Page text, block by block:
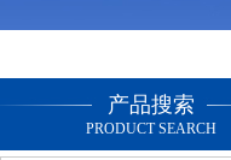
产品搜索
PRODUCT SEARCH